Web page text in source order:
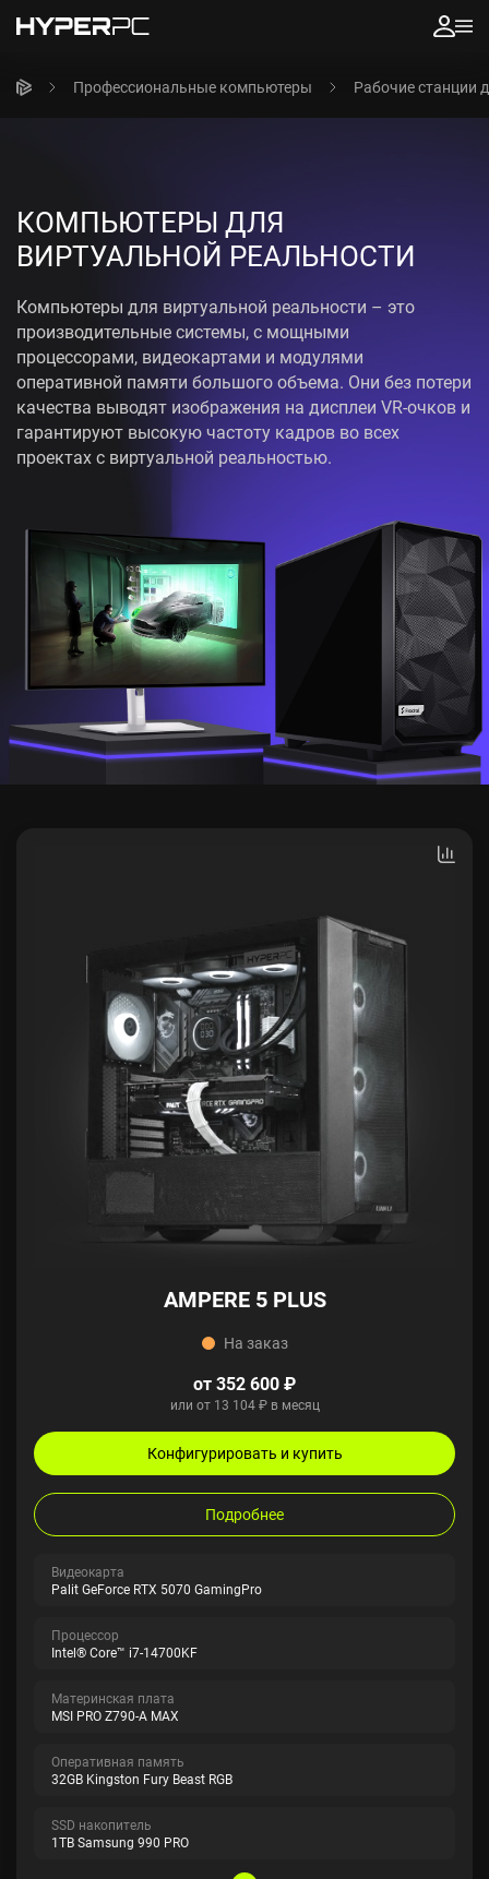
Профессиональные компьютеры Рабочие станции
КОМПЬЮТЕРЫ ДЛЯ
ВИРТУАЛЬНОЙ РЕАЛЬНОСТИ
Компьютеры для виртуальной реальности – это
производительные системы, с мощными
процессорами, видеокартами и модулями
оперативной памяти большого объема. Они без потери
качества выводят изображения на дисплеи VR-очков и
гарантируют высокую частоту кадров во всех
проектах с виртуальной реальностью.
AMPERE 5 PLUS
На заказ
от 352 600 ₽
или от 13 104 ₽ в месяц
Конфигурировать и купить
Подробнее
Видеокарта
Palit GeForce RTX 5070 GamingPro
Процессор
Intel® Core™ i7-14700KF
Материнская плата
MSI PRO Z790-A MAX
Оперативная память
32GB Kingston Fury Beast RGB
SSD накопитель
1TB Samsung 990 PRO